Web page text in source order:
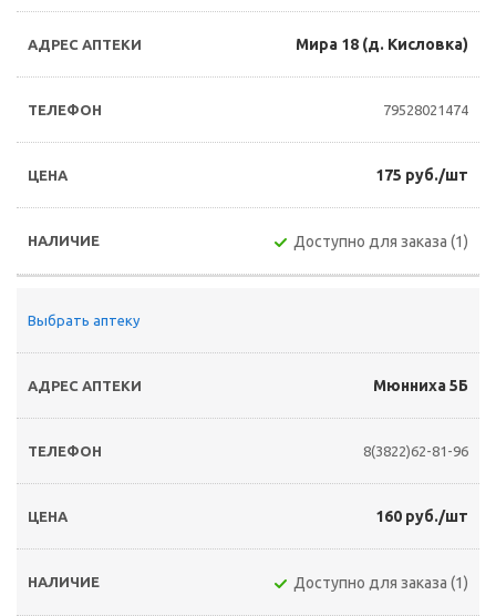
Мира 18 (д. Кисловка)
79528021474
175 руб./шт
Доступно для заказа (1)
Выбрать аптеку
Мюнниха 5Б
8(3822)62-81-96
160 руб./шт
Доступно для заказа (1)